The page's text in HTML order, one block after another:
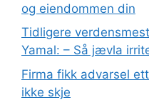
og eiendommen din
Tidligere
Yamal: – Så jævla
Firma fikk advarsel
ikke skje